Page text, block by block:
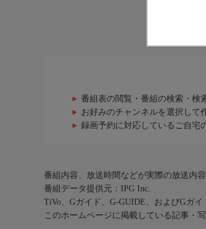
番組表の閲覧・番組の検索・検
お好みのチャンネルを選択して
録画予約に対応しているご自宅
番組内容、放送時間などが実際の放送内
番組データ提供元：IPG Inc.
TiVo、Gガイド、G-GUIDE、およびGガ
このホームページに掲載している記事・